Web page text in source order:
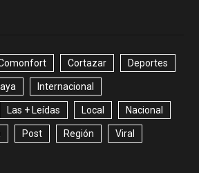
Cortazar Deportes
Internacional
Las + Leídas Local Nacional
Post Región Viral